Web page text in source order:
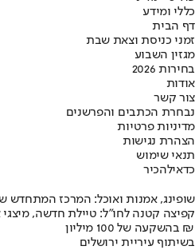
כללי ומידע
דף הבית
זמני כניסת וצאת שבת
מגזין השבוע
בחירות 2026
אודות
צור קשר
נבחרת הכתבים והפרשנים
מדיניות פרטיות
הצהרת נגישות
תנאי שימוש
כדאילהכיר
שופינג, אמנות ואוכל: המרכז המתחדש
קפיצה קטנה לחו"ל: טיילת חדשה, מיצגי
בהשקעה של 100 מיליון ₪
בשיתוף עיריית ירושלים